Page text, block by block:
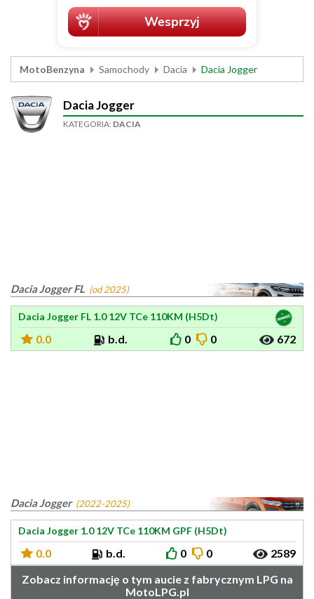
MotoBenzyna Samochody Dacia Dacia Jogger
Dacia Jogger
KATEGORIA: DACIA
Dacia Jogger FL (od 2025)
Dacia Jogger FL 1.0 12V TCe 110KM (H5Dt)
0.0 b.d. 0 0 672
Dacia Jogger (2022-2025)
Dacia Jogger 1.0 12V TCe 110KM GPF (H5Dt)
0.0 b.d. 0 0
2589
Zobacz informację o tym aucie z fabrycznym LPG na
MotoLPG.pl